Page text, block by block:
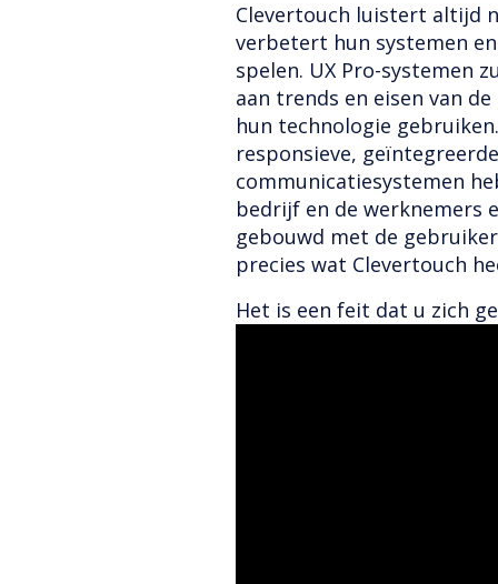
Clevertouch luistert altijd
verbetert hun systemen
spelen. UX Pro-systemen
aan trends en eisen van
hun technologie
responsieve,
communicatiesystemen
bedrijf en de werknemers
gebouwd met de
precies wat Clevertouch
Het is een feit dat u zich